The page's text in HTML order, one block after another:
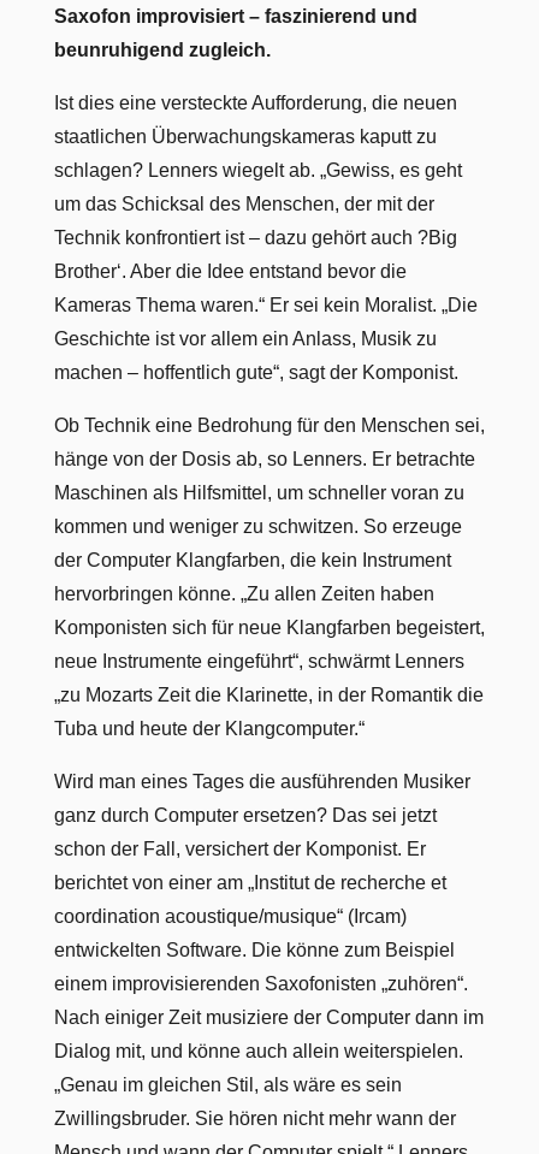
Saxofon improvisiert – faszinierend und
beunruhigend zugleich.
Ist dies eine versteckte Aufforderung, die neuen
staatlichen Überwachungskameras kaputt zu
schlagen? Lenners wiegelt ab. „Gewiss, es geht
um das Schicksal des Menschen, der mit der
Technik konfrontiert ist – dazu gehört auch ?Big
Brother‘. Aber die Idee entstand bevor die
Kameras Thema waren.“ Er sei kein Moralist. „Die
Geschichte ist vor allem ein Anlass, Musik zu
machen – hoffentlich gute“, sagt der Komponist.
Ob Technik eine Bedrohung für den Menschen sei,
hänge von der Dosis ab, so Lenners. Er betrachte
Maschinen als Hilfsmittel, um schneller voran zu
kommen und weniger zu schwitzen. So erzeuge
der Computer Klangfarben, die kein Instrument
hervorbringen könne. „Zu allen Zeiten haben
Komponisten sich für neue Klangfarben begeistert,
neue Instrumente eingeführt“, schwärmt Lenners
„zu Mozarts Zeit die Klarinette, in der Romantik die
Tuba und heute der Klangcomputer.“
Wird man eines Tages die ausführenden Musiker
ganz durch Computer ersetzen? Das sei jetzt
schon der Fall, versichert der Komponist. Er
berichtet von einer am „Institut de recherche et
coordination acoustique/musique“ (Ircam)
entwickelten Software. Die könne zum Beispiel
einem improvisierenden Saxofonisten „zuhören“.
Nach einiger Zeit musiziere der Computer dann im
Dialog mit, und könne auch allein weiterspielen.
„Genau im gleichen Stil, als wäre es sein
Zwillingsbruder. Sie hören nicht mehr wann der